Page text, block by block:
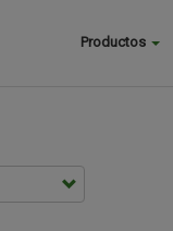
Productos